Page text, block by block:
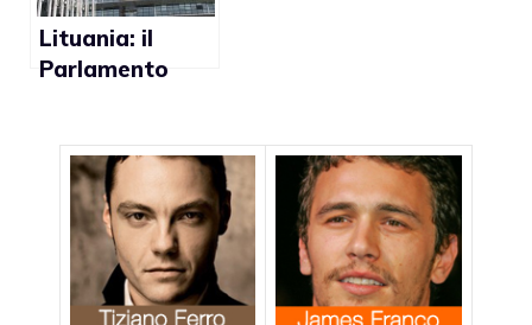
Lituania: il
Parlamento
legge che
criminalizza le
relazioni gay